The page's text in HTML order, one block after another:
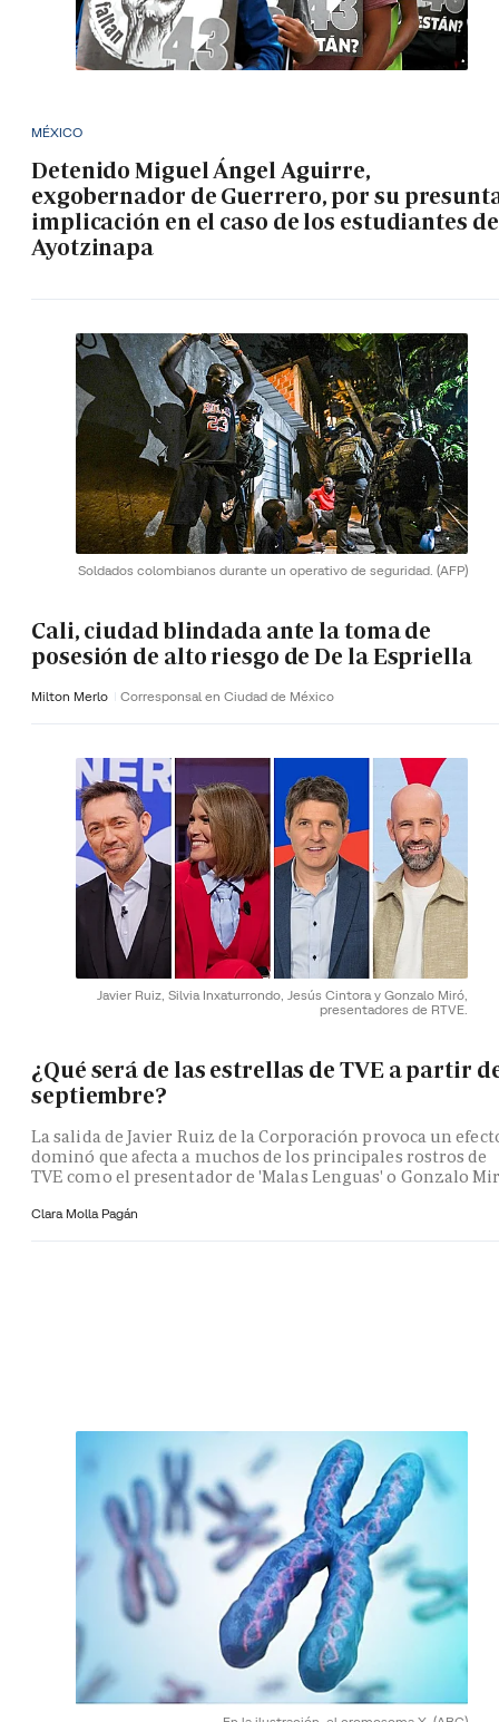
MÉXICO
Detenido Miguel Ángel Aguirre,
exgobernador de Guerrero, por su
implicación en el caso de los estudiantes de
Ayotzinapa
Soldados colombianos durante un operativo de seguridad. (AFP)
Cali, ciudad blindada ante la toma de
posesión de alto riesgo de De la Espriella
Milton Merlo Corresponsal en Ciudad de México
Javier Ruiz, Silvia Inxaturrondo, Jesús Cintora y Gonzalo Miró,
presentadores de RTVE.
¿Qué será de las estrellas de TVE a partir
septiembre?
La salida de Javier Ruiz de la Corporación provoca un
dominó que afecta a muchos de los principales rostros de
TVE como el presentador de 'Malas Lenguas' o Gonzalo
Clara Molla Pagán